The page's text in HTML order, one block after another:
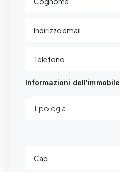
Informazioni dell'immobile